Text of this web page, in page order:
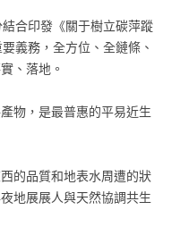
合印發《關于樹立碳萍蹤
義務，全方位、全鏈條、
、落地。
物，是最普惠的平易近生
的品質和地表水周遭的狀
地展展人與天然協調共生